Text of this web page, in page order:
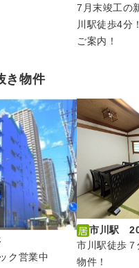
7月末竣工の
川駅徒歩4分
ご案内！
き物件
ク営業中
市川駅
市川駅徒歩
物件！